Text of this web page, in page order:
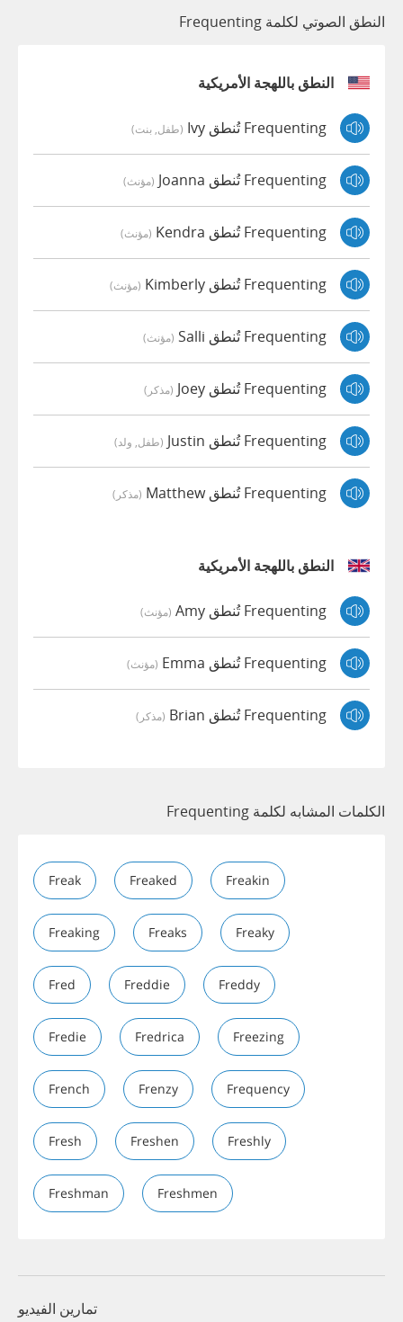
النطق الصوتي لكلمة Frequenting
النطق باللهجة الأمريكية
Frequenting تُنطق Ivy (طفل, بنت)
Frequenting تُنطق Joanna (مؤنث)
Frequenting تُنطق Kendra (مؤنث)
Frequenting تُنطق Kimberly (مؤنث)
Frequenting تُنطق Salli (مؤنث)
Frequenting تُنطق Joey (مذكر)
Frequenting تُنطق Justin (طفل, ولد)
Frequenting تُنطق Matthew (مذكر)
النطق باللهجة الأمريكية
Frequenting تُنطق Amy (مؤنث)
Frequenting تُنطق Emma (مؤنث)
Frequenting تُنطق Brian (مذكر)
الكلمات المشابه لكلمة Frequenting
Freak Freaked Freakin
Freaking Freaks Freaky
Fred Freddie Freddy
Fredie Fredrica Freezing
French Frenzy Frequency
Fresh Freshen Freshly
Freshman Freshmen
تمارين الفيديو